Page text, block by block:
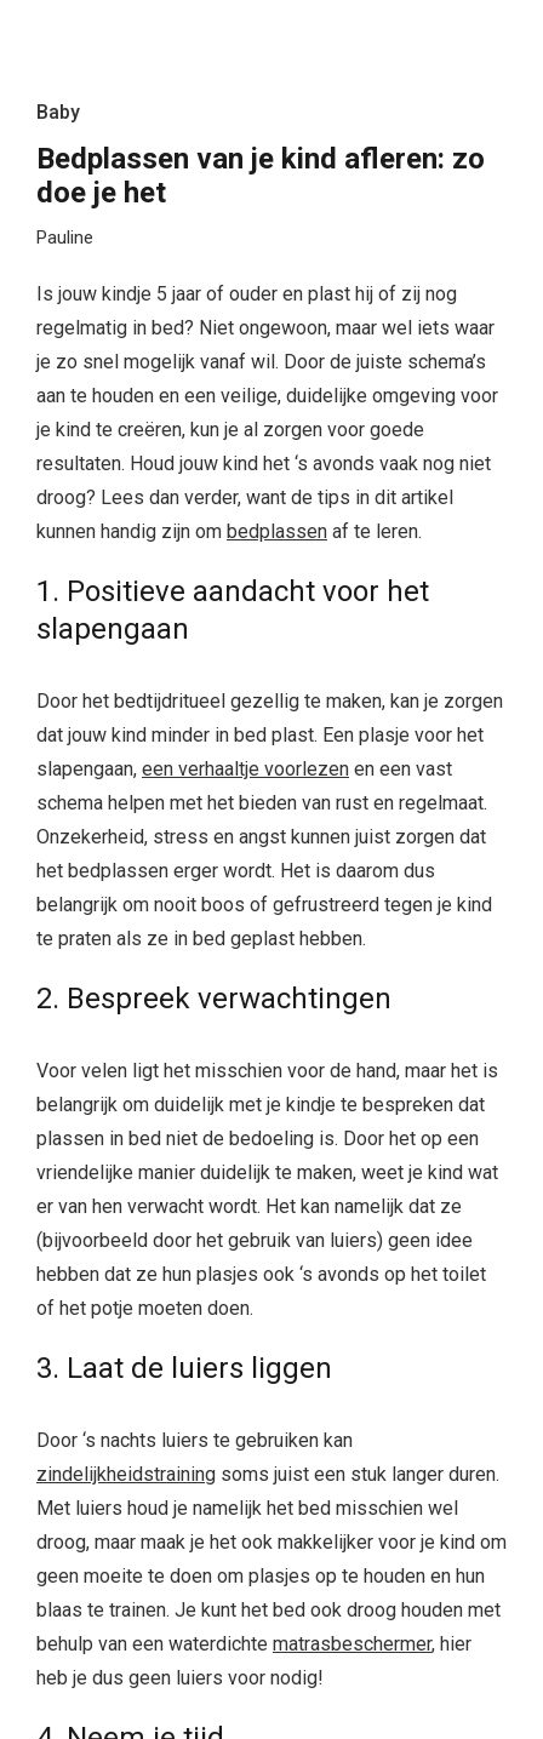
Baby
Bedplassen van je kind afleren: zo
doe je het
Pauline
Is jouw kindje 5 jaar of ouder en plast hij of zij nog
regelmatig in bed? Niet ongewoon, maar wel iets waar
je zo snel mogelijk vanaf wil. Door de juiste schema’s
aan te houden en een veilige, duidelijke omgeving voor
je kind te creëren, kun je al zorgen voor goede
resultaten. Houd jouw kind het ‘s avonds vaak nog niet
droog? Lees dan verder, want de tips in dit artikel
kunnen handig zijn om bedplassen af te leren.
1. Positieve aandacht voor het
slapengaan
Door het bedtijdritueel gezellig te maken, kan je zorgen
dat jouw kind minder in bed plast. Een plasje voor het
slapengaan, een verhaaltje voorlezen en een vast
schema helpen met het bieden van rust en regelmaat.
Onzekerheid, stress en angst kunnen juist zorgen dat
het bedplassen erger wordt. Het is daarom dus
belangrijk om nooit boos of gefrustreerd tegen je kind
te praten als ze in bed geplast hebben.
2. Bespreek verwachtingen
Voor velen ligt het misschien voor de hand, maar het is
belangrijk om duidelijk met je kindje te bespreken dat
plassen in bed niet de bedoeling is. Door het op een
vriendelijke manier duidelijk te maken, weet je kind wat
er van hen verwacht wordt. Het kan namelijk dat ze
(bijvoorbeeld door het gebruik van luiers) geen idee
hebben dat ze hun plasjes ook ‘s avonds op het toilet
of het potje moeten doen.
3. Laat de luiers liggen
Door ‘s nachts luiers te gebruiken kan
zindelijkheidstraining soms juist een stuk langer duren.
Met luiers houd je namelijk het bed misschien wel
droog, maar maak je het ook makkelijker voor je kind om
geen moeite te doen om plasjes op te houden en hun
blaas te trainen. Je kunt het bed ook droog houden met
behulp van een waterdichte matrasbeschermer, hier
heb je dus geen luiers voor nodig!